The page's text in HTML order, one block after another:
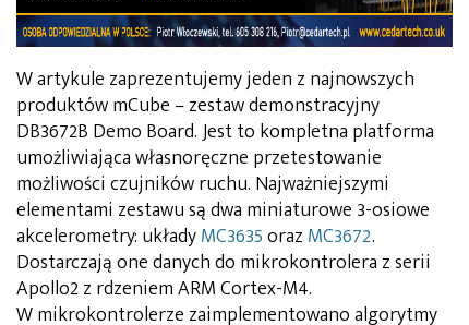
W artykule zaprezentujemy jeden z najnowszych
produktów mCube – zestaw demonstracyjny
DB3672B Demo Board. Jest to kompletna platforma
umożliwiająca własnoręczne przetestowanie
możliwości czujników ruchu. Najważniejszymi
elementami zestawu są dwa miniaturowe 3-osiowe
akcelerometry: układyMC3635oraz MC3672.
Dostarczają one danych do mikrokontrolera z serii
Apollo2 z rdzeniem ARM Cortex-M4.
W mikrokontrolerze zaimplementowano algorytmy